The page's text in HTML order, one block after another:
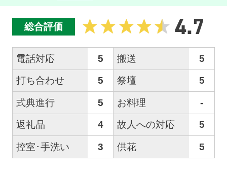
総合評価 4.7
電話対応 5 搬送 5
打ち合わせ 5 祭壇 5
式典進行 5 お料理 -
返礼品 4 故人への対応 5
控室･手洗い 3 供花 5